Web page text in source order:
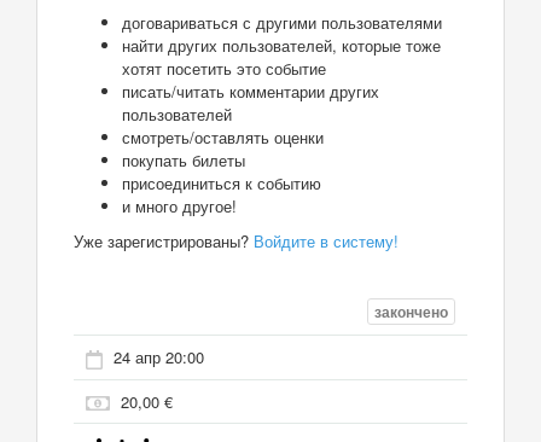
договариваться с другими пользователями
найти других пользователей, которые тоже
хотят посетить это событие
писать/читать комментарии других
пользователей
смотреть/оставлять оценки
покупать билеты
присоединиться к событию
и много другое!
Уже зарегистрированы? Войдите в систему!
закончено
24 апр 20:00
20,00 €